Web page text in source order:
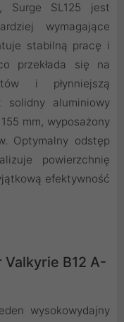
Surge SL125 jest
wymagające
stabilną pracę i
przekłada się na
i płynniejszą
solidny aluminiowy
mm, wyposażony
Optymalny odstęp
powierzchnię
efektywność
B12 A-
wysokowydajny